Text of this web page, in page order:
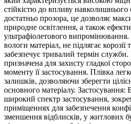
стійкістю до впливу
достатньо прозора, це дозволяє
природне освітлення, а також
ультрафіолетового
вологи матеріал, не підлягає
забезпечує тривалий термін
призначена для захисту гладкої
моменту її застосування. Плівка
залишків, дозволяючи зберегти
основного матеріалу.
широкий спектр застосування,
приміщеннях для забезпечення
зменшення відблисків, у житлових